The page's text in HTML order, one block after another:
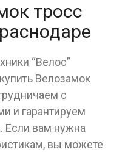
тросс
“Велос”
Велозамок
с
и гарантируем
Если вам нужна
вы можете